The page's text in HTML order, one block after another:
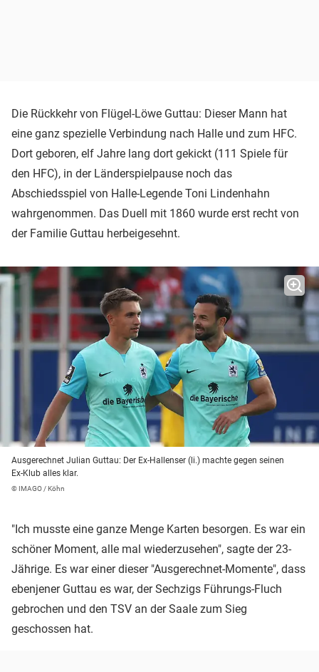
Die Rückkehr von Flügel-Löwe Guttau: Dieser Mann hat
eine ganz spezielle Verbindung nach Halle und zum HFC.
Dort geboren, elf Jahre lang dort gekickt (111 Spiele für
den HFC), in der Länderspielpause noch das
Abschiedsspiel von Halle-Legende Toni Lindenhahn
wahrgenommen. Das Duell mit 1860 wurde erst recht von
der Familie Guttau herbeigesehnt.
Ausgerechnet Julian Guttau: Der Ex-Hallenser (li.) machte gegen seinen
Ex-Klub alles klar.
© IMAGO / Köhn
"Ich musste eine ganze Menge Karten besorgen. Es war ein
schöner Moment, alle mal wiederzusehen", sagte der 23-
Jährige. Es war einer dieser "Ausgerechnet-Momente", dass
ebenjener Guttau es war, der Sechzigs Führungs-Fluch
gebrochen und den TSV an der Saale zum Sieg
geschossen hat.